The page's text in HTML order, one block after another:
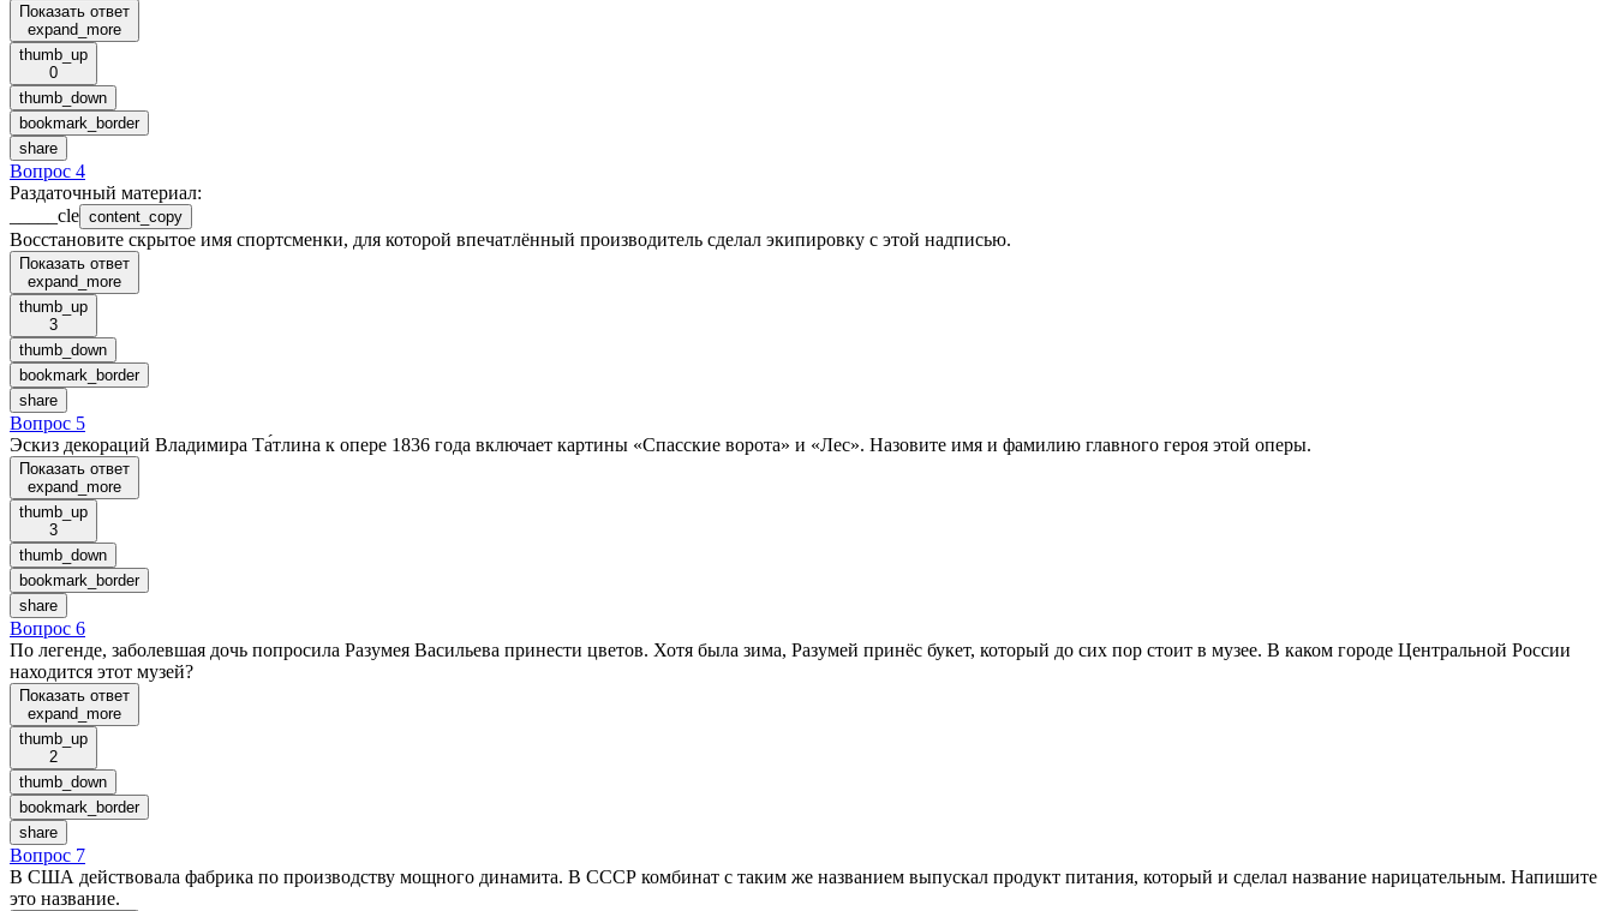
Показать ответ
expand_more
thumb_up
0
thumb_down
bookmark_border
share
Вопрос 4
Раздаточный материал:
_____cle content_copy
Восстановите скрытое имя спортсменки, для которой впечатлённый производитель сделал экипировку с этой надписью.
Показать ответ
expand_more
thumb_up
3
thumb_down
bookmark_border
share
Вопрос 5
Эскиз декораций Владимира Та́тлина к опере 1836 года включает картины «Спасские ворота» и «Лес». Назовите имя и фамилию главного героя этой оперы.
Показать ответ
expand_more
thumb_up
3
thumb_down
bookmark_border
share
Вопрос 6
По легенде, заболевшая дочь попросила Разумея Васильева принести цветов. Хотя была зима, Разумей принёс букет, который до сих пор стоит в музее. В каком городе Центральной России
находится этот музей?
Показать ответ
expand_more
thumb_up
2
thumb_down
bookmark_border
share
Вопрос 7
В США действовала фабрика по производству мощного динамита. В СССР комбинат с таким же названием выпускал продукт питания, который и сделал название нарицательным. Напишите
это название.